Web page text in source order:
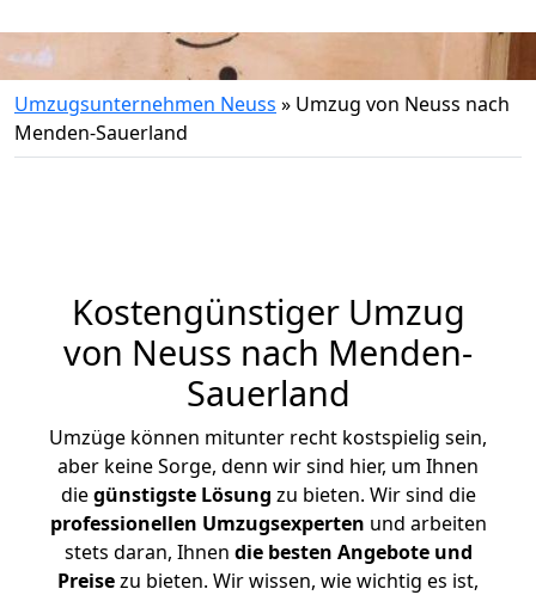
Umzugsunternehmen Neuss » Umzug von Neuss nach
Menden-Sauerland
Kostengünstiger Umzug
von Neuss nach Menden-
Sauerland
Umzüge können mitunter recht kostspielig sein,
aber keine Sorge, denn wir sind hier, um Ihnen
diegünstigste Lösung zu bieten. Wir sind die
professionellen Umzugsexperten und arbeiten
stets daran, Ihnen die besten Angebote und
Preisezu bieten. Wir wissen, wie wichtig es ist,